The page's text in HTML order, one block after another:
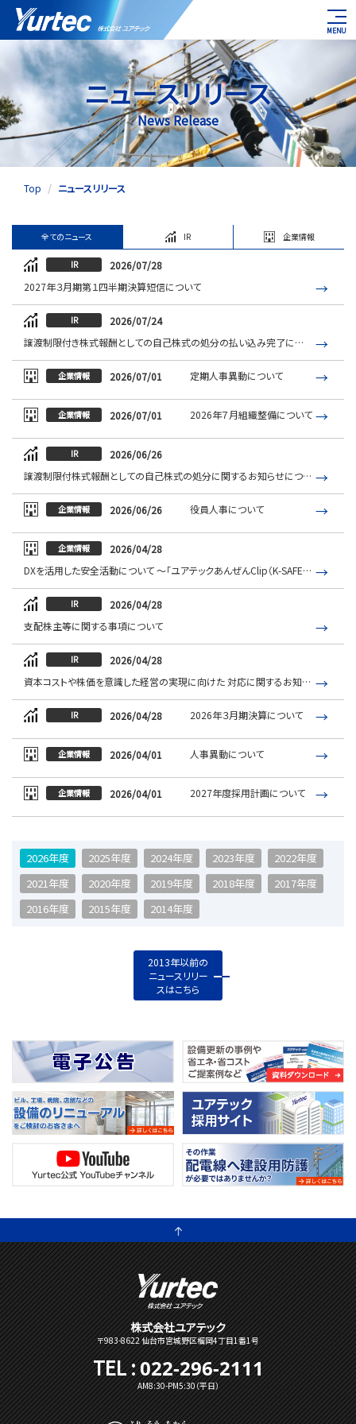
ニュースリリース
News Release
Top ニュースリリース
全てのニュース IR 企業情報
IR
2026/07/28
2027年３月期第１四半期決算短信について
IR
2026/07/24
譲渡制限付き株式報酬としての自己株式の処分の払い込み完了に関するお知らせについて
企業情報 2026/07/01 定期人事異動について
企業情報 2026/07/01 2026年７月組織整備について
IR
2026/06/26
譲渡制限付株式報酬としての自己株式の処分に関するお知らせについて
企業情報 2026/06/26 役員人事について
企業情報
2026/04/28
DXを活用した安全活動について ～「ユアテックあんぜんClip（K-SAFE）」導入による現場安全活動支援～
IR
2026/04/28
支配株主等に関する事項について
IR
2026/04/28
資本コストや株価を意識した経営の実現に向けた 対応に関するお知らせ （アップデート）について
IR 2026/04/28 2026年３月期決算について
企業情報 2026/04/01 人事異動について
企業情報 2026/04/01 2027年度採用計画について
2026年度 2025年度 2024年度 2023年度
2022年度
2021年度
2020年度 2019年度 2018年度
2017年度
2016年度
2015年度 2014年度
2013年以前の
ニュースリリー
スはこちら
ユアテック
株式会社ユアテック
〒983-8622 仙台市宮城野区榴岡4丁目1番1号
TEL :022-296-2111
AM8:30-PM5:30（平日）
ユアテック